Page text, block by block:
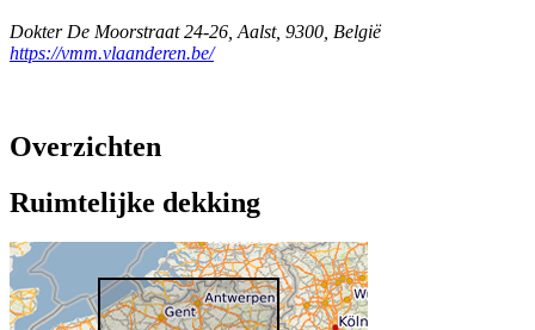
Dokter De Moorstraat 24-26 Aalst, 9300 België
https://vmm.vlaanderen.be/
Overzichten
Ruimtelijke dekking